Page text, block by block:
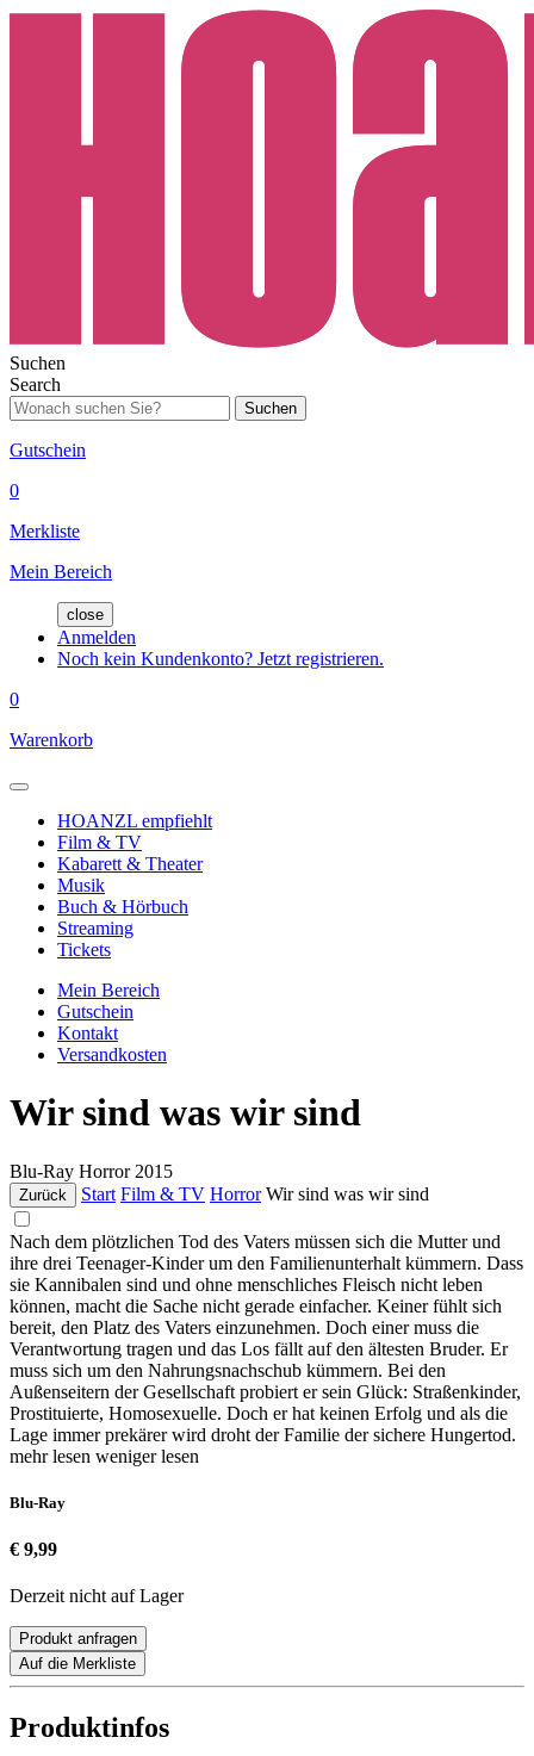
Suchen
Search
Suchen
Gutschein
0
Merkliste
Mein Bereich
close
Anmelden
Noch kein Kundenkonto? Jetzt registrieren.
0
Warenkorb
HOANZL empfiehlt
Film & TV
Kabarett & Theater
Musik
Buch & Hörbuch
Streaming
Tickets
Mein Bereich
Gutschein
Kontakt
Versandkosten
Wir sind was wir sind
Blu-Ray Horror 2015
Zurück Start Film & TV Horror Wir sind was wir sind
Nach dem plötzlichen Tod des Vaters müssen sich die Mutter und
ihre drei Teenager-Kinder um den Familienunterhalt kümmern. Dass
sie Kannibalen sind und ohne menschliches Fleisch nicht leben
können, macht die Sache nicht gerade einfacher. Keiner fühlt sich
bereit, den Platz des Vaters einzunehmen. Doch einer muss die
Verantwortung tragen und das Los fällt auf den ältesten Bruder. Er
muss sich um den Nahrungsnachschub kümmern. Bei den
Außenseitern der Gesellschaft probiert er sein Glück: Straßenkinder,
Prostituierte, Homosexuelle. Doch er hat keinen Erfolg und als die
Lage immer prekärer wird droht der Familie der sichere Hungertod.
mehr lesen weniger lesen
Blu-Ray
€ 9,99
Derzeit nicht auf Lager
Produkt anfragen
Auf die Merkliste
Produktinfos